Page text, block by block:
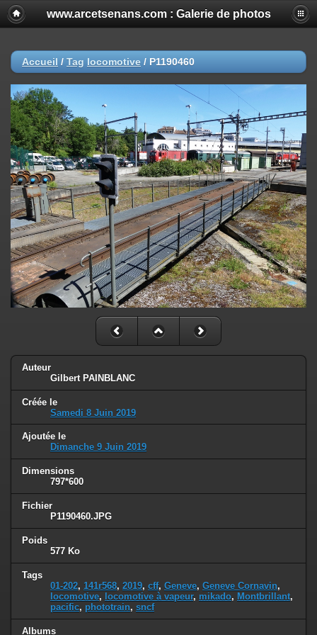
www.arcetsenans.com : Galerie de photos
Accueil / Tag locomotive / P1190460
Auteur
Gilbert PAINBLANC
Créée le
Samedi 8 Juin 2019
Ajoutée le
Dimanche 9 Juin 2019
Dimensions
797*600
Fichier
P1190460.JPG
Poids
577 Ko
Tags
01-202, 141r568, 2019, cff, Geneve, Geneve Cornavin,
locomotive, locomotive à vapeur, mikado, Montbrillant,
pacific, phototrain, sncf
Albums